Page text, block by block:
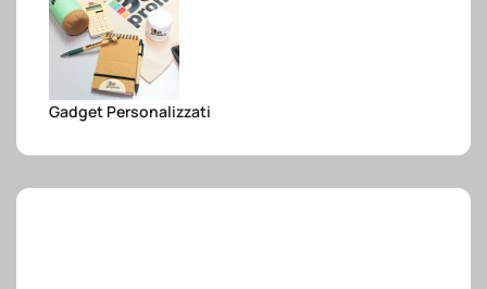
Gadget Personalizzati